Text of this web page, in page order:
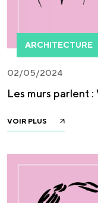
ARCHITECTURE
02/05/2024
Les murs parlent
VOIR PLUS